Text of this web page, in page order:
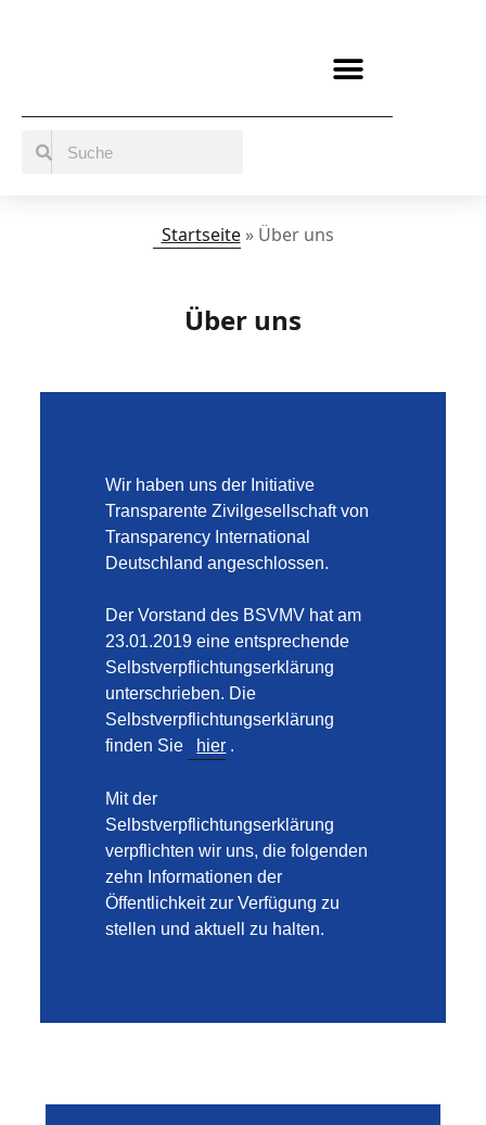
Startseite» Über uns
Über uns
Wir haben uns der Initiative
Transparente Zivilgesellschaft von
Transparency International
Deutschland angeschlossen.
Der Vorstand des BSVMV hat am
23.01.2019 eine entsprechende
Selbstverpflichtungserklärung
unterschrieben. Die
Selbstverpflichtungserklärung
finden Sie
hier .
Mit der
Selbstverpflichtungserklärung
verpflichten wir uns, die folgenden
zehn Informationen der
Öffentlichkeit zur Verfügung zu
stellen und aktuell zu halten.